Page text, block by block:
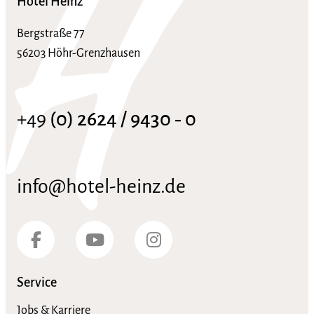
Bergstraße 77
56203 Höhr-Grenzhausen
+49 (0) 2624 / 9430 ‑ 0
info@hotel-heinz.de
Service
Jobs & Karriere